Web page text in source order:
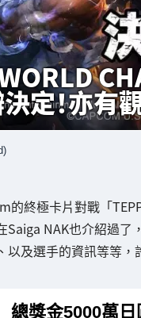
定！亦有
終極卡片對戰「
NAK也介紹過了
以及選手的資訊等等